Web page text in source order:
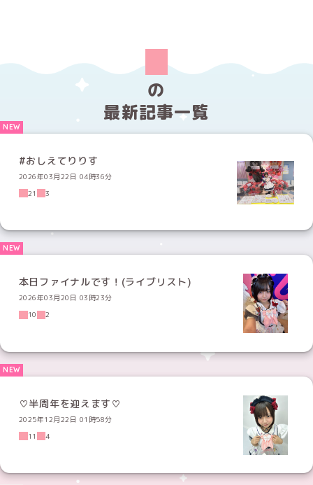
の
最新記事一覧
#おしえてりりす
2026年03月22日 04時36分
21
3
本日ファイナルです！(ライブリスト)
2026年03月20日 03時23分
10
2
♡半周年を迎えます♡
2025年12月22日 01時58分
11
4